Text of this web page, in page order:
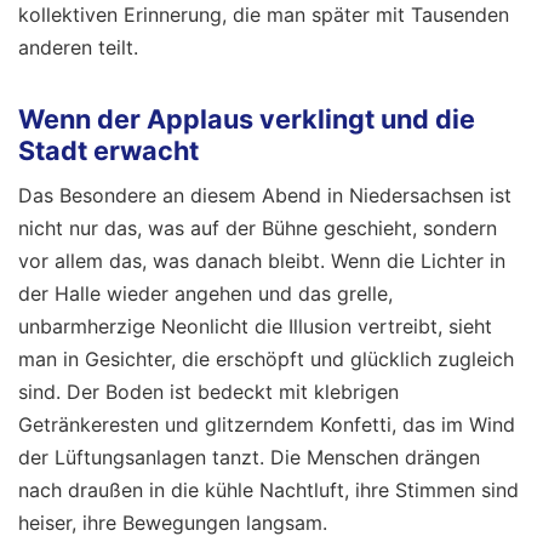
kollektiven Erinnerung, die man später mit Tausenden
anderen teilt.
Wenn der Applaus verklingt und die
Stadt erwacht
Das Besondere an diesem Abend in Niedersachsen ist
nicht nur das, was auf der Bühne geschieht, sondern
vor allem das, was danach bleibt. Wenn die Lichter in
der Halle wieder angehen und das grelle,
unbarmherzige Neonlicht die Illusion vertreibt, sieht
man in Gesichter, die erschöpft und glücklich zugleich
sind. Der Boden ist bedeckt mit klebrigen
Getränkeresten und glitzerndem Konfetti, das im Wind
der Lüftungsanlagen tanzt. Die Menschen drängen
nach draußen in die kühle Nachtluft, ihre Stimmen sind
heiser, ihre Bewegungen langsam.